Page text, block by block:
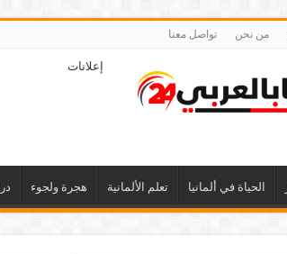
من نحن تواصل معنا
إعلانات
الحياة في ألمانيا تعلم الألمانية هجرة ولجوء